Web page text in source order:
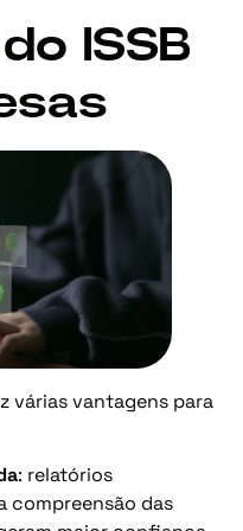
ISSB
várias vantagens para
: relatórios
compreensão das